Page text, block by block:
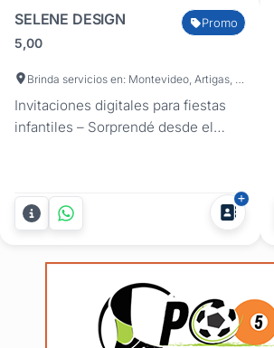
SELENE DESIGN
5,00
Promo
Brinda servicios en: Montevideo, Artigas, Canelones, Cerro Largo, Colonia, Durazno, Flores, Florida, Lavalleja, Maldonado, Paysandú, Río Negro, Rivera, Rocha, Salto, San José, Soriano, Tacuarembó, Treinta y Tres
Invitaciones digitales para fiestas
infantiles – Sorprendé desde el
el primer momento? Con las
invitaciones digitales
personalizadas de Selene Design, la
Las invitaciones digitales para...